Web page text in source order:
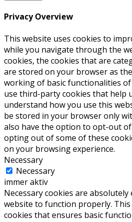
Privacy Overview
This website uses cookies to
while you navigate through the
cookies, the cookies that are
are stored on your browser as
working of basic functionalities of
use third-party cookies that help
understand how you use this
be stored in your browser only
also have the option to opt-out
opting out of some of these
on your browsing experience.
Necessary
Necessary
immer aktiv
Necessary cookies are
website to function properly.
cookies that ensures basic